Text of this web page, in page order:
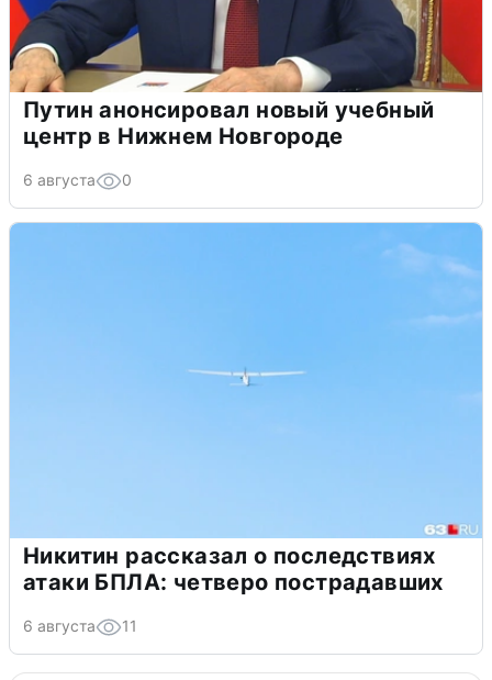
Путин анонсировал новый учебный
центр в Нижнем Новгороде
6 августа 0
Никитин рассказал о последствиях
атаки БПЛА: четверо пострадавших
6 августа 11